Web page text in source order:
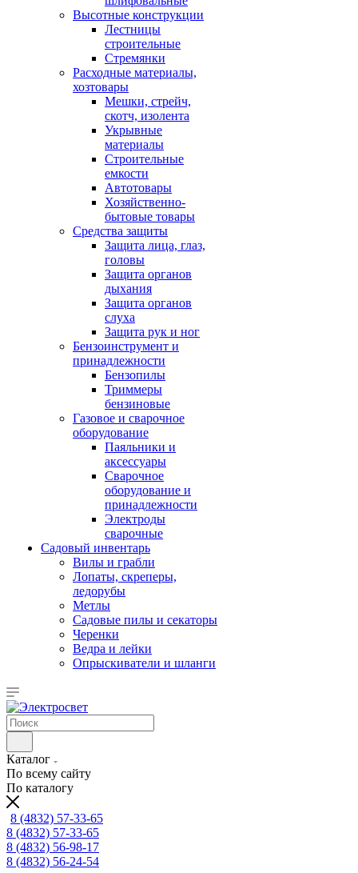
Высотные конструкции
Лестницы
строительные
Стремянки
Расходные материалы,
хозтовары
Мешки, стрейч,
скотч, изолента
Укрывные
материалы
Строительные
емкости
Автотовары
Хозяйственно-
бытовые товары
Средства защиты
Защита лица, глаз,
головы
Защита органов
дыхания
Защита органов
слуха
Защита рук и ног
Бензоинструмент и
принадлежности
Бензопилы
Триммеры
бензиновые
Газовое и сварочное
оборудование
Паяльники и
аксессуары
Сварочное
оборудование и
принадлежности
Электроды
сварочные
Садовый инвентарь
Вилы и грабли
Лопаты, скреперы,
ледорубы
Метлы
Садовые пилы и секаторы
Черенки
Ведра и лейки
Опрыскиватели и шланги
Каталог
По всему сайту
По каталогу
8 (4832) 57-33-65
8 (4832) 57-33-65
8 (4832) 56-98-17
8 (4832) 56-24-54